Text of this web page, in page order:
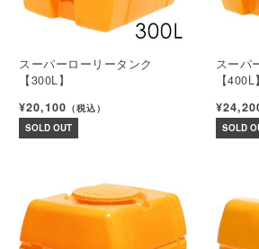
スーパーローリータンク
【300L】
¥20,100 （税込）
SOLD OUT
スーパ
【400L】
SOLD